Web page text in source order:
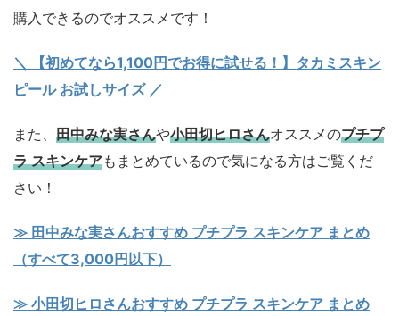
購入できるのでオススメです！
＼ 【初めてなら1,100円でお得に試せる！】タカミスキン
ピール お試しサイズ／
また、 田中みな実さんや小田切ヒロさんオススメのプチプ
ラ スキンケアもまとめているので気になる方はご覧くだ
さい！
≫ 田中みな実さんおすすめ プチプラ スキンケア まとめ
（すべて3,000円以下）
≫ 小田切ヒロさんおすすめ プチプラ スキンケア まとめ